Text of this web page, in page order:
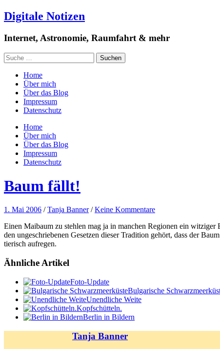
Digitale Notizen
Internet, Astronomie, Raumfahrt & mehr
Home
Über mich
Über das Blog
Impressum
Datenschutz
Home
Über mich
Über das Blog
Impressum
Datenschutz
Baum fällt!
1. Mai 2006 /Tanja Banner /Keine Kommentare
Einen Maibaum zu stehlen mag ja in manchen Regionen ein
den ungeschriebenen Gesetzen dieser Tradition gehört, dass der
tierisch aufregen.
Ähnliche Artikel
Foto-Update
Bulgarische
Unendliche Weite
Kopfschütteln.
Berlin in Bildern
Tanja Banner